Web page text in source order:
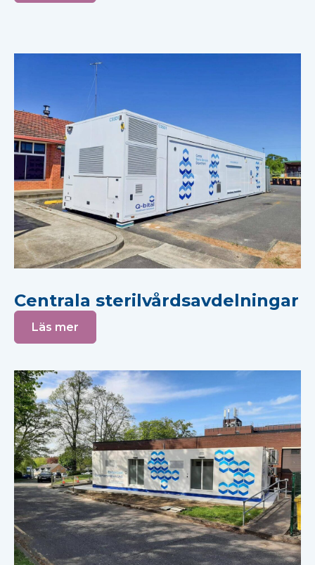
Centrala sterilvårdsavdelningar
Läs mer